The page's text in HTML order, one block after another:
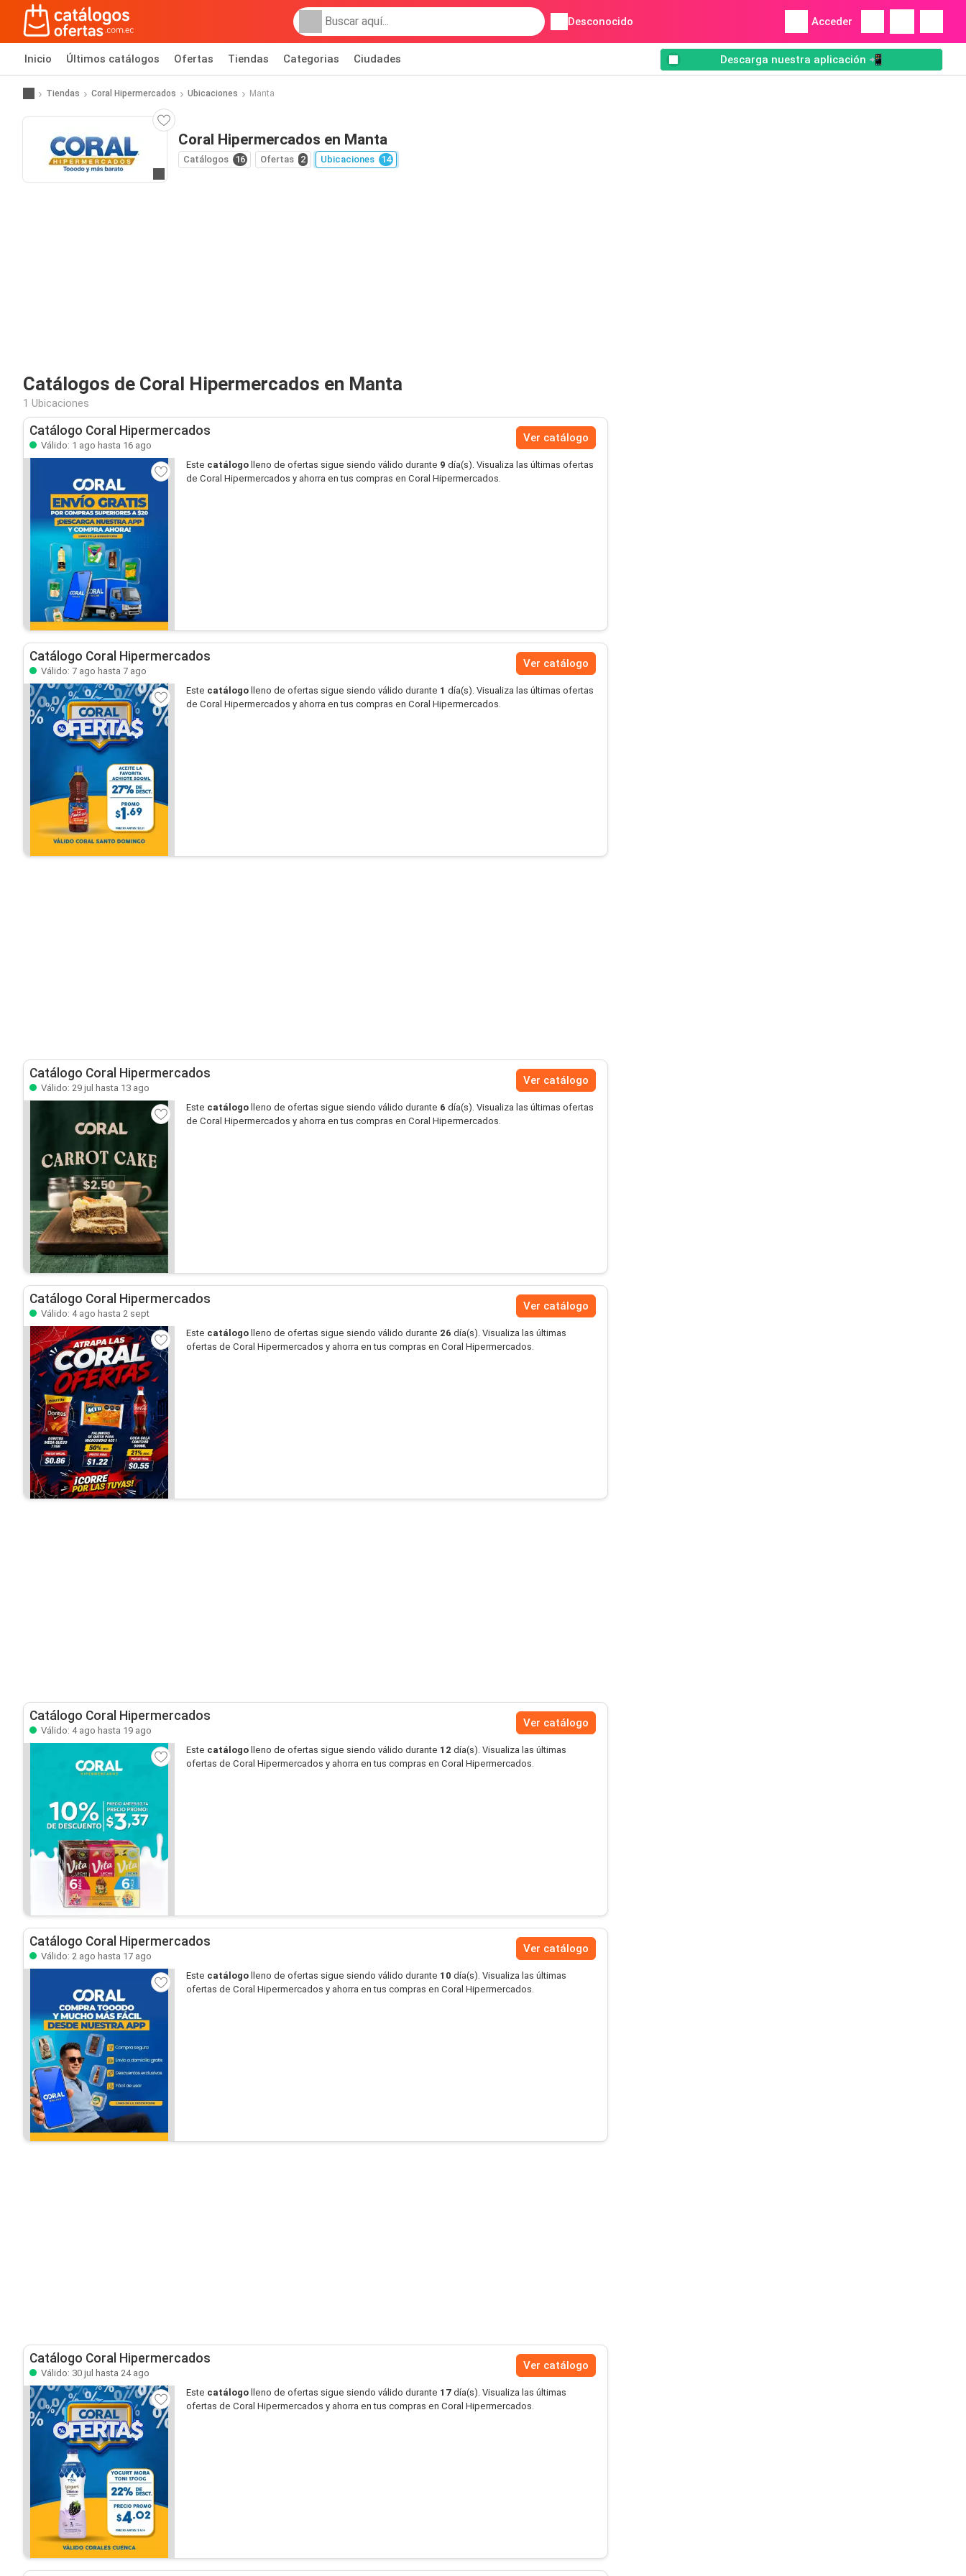
Desconocido Acceder
Inicio Últimos catálogos Ofertas Tiendas Categorias Ciudades Descarga nuestra aplicación 📲
Tiendas Coral Hipermercados Ubicaciones Manta
Coral Hipermercados en Manta
Catálogos 16 Ofertas 2 Ubicaciones 14
Catálogos de Coral Hipermercados en Manta
1 Ubicaciones
Catálogo Coral Hipermercados
Válido: 1 ago hasta 16 ago
Ver catálogo
Este catálogo lleno de ofertas sigue siendo válido durante 9 día(s). Visualiza las últimas ofertas
de Coral Hipermercados y ahorra en tus compras en Coral Hipermercados.
Catálogo Coral Hipermercados
Válido: 7 ago hasta 7 ago
Ver catálogo
Este catálogo lleno de ofertas sigue siendo válido durante 1 día(s). Visualiza las últimas ofertas
de Coral Hipermercados y ahorra en tus compras en Coral Hipermercados.
Catálogo Coral Hipermercados
Válido: 29 jul hasta 13 ago
Ver catálogo
Este catálogo lleno de ofertas sigue siendo válido durante 6 día(s). Visualiza las últimas ofertas
de Coral Hipermercados y ahorra en tus compras en Coral Hipermercados.
Catálogo Coral Hipermercados
Válido: 4 ago hasta 2 sept
Ver catálogo
Este catálogo lleno de ofertas sigue siendo válido durante 26 día(s). Visualiza las últimas
ofertas de Coral Hipermercados y ahorra en tus compras en Coral Hipermercados.
Catálogo Coral Hipermercados
Válido: 4 ago hasta 19 ago
Ver catálogo
Este catálogo lleno de ofertas sigue siendo válido durante 12 día(s). Visualiza las últimas
ofertas de Coral Hipermercados y ahorra en tus compras en Coral Hipermercados.
Catálogo Coral Hipermercados
Válido: 2 ago hasta 17 ago
Ver catálogo
Este catálogo lleno de ofertas sigue siendo válido durante 10 día(s). Visualiza las últimas
ofertas de Coral Hipermercados y ahorra en tus compras en Coral Hipermercados.
Catálogo Coral Hipermercados
Válido: 30 jul hasta 24 ago
Ver catálogo
Este catálogo lleno de ofertas sigue siendo válido durante 17 día(s). Visualiza las últimas
ofertas de Coral Hipermercados y ahorra en tus compras en Coral Hipermercados.